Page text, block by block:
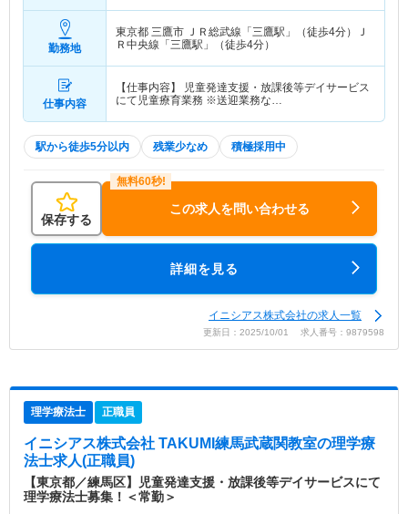
勤務地
東京都 三鷹市
ＪＲ総武線「三鷹駅」（徒歩4分）Ｊ
Ｒ中央線「三鷹駅」（徒歩4分）
仕事内容
【仕事内容】 児童発達支援・放課後等デイサービス
にて児童療育業務 ※送迎業務な…
駅から徒歩5分以内 残業少なめ 積極採用中
保存する
この求人を問い合わせる
詳細を見る
イニシアス株式会社の求人一覧
更新日：2025/10/01 求人番号：9879598
理学療法士 正職員
イニシアス株式会社 TAKUMI練馬武蔵関教室の理学療
法士求人(正職員)
【東京都／練馬区】児童発達支援・放課後等デイサービスにて
理学療法士募集！＜常勤＞